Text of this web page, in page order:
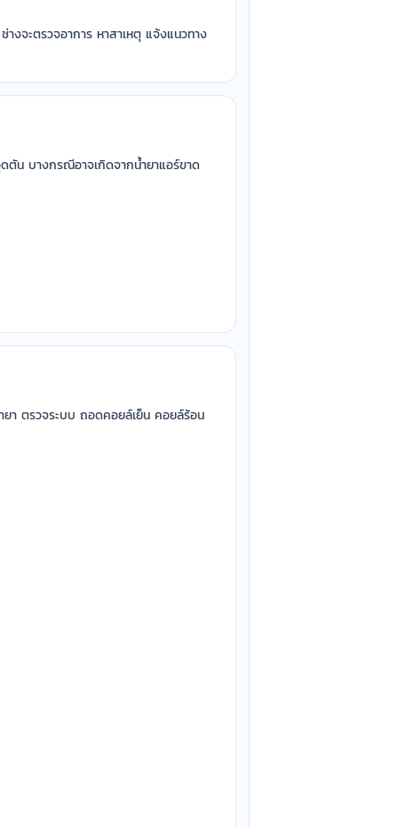
างจะตรวจอาการ หาสาเหตุ แจ้งแนวทาง
ตัน บางกรณีอาจเกิดจากน้ำยาแอร์ขาด
ยา ตรวจระบบ ถอดคอยล์เย็น คอยล์ร้อน